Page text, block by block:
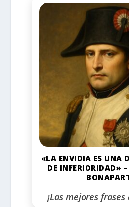
«LA ENVIDIA ES UNA
DE INFERIORIDAD»
¡Las mejores